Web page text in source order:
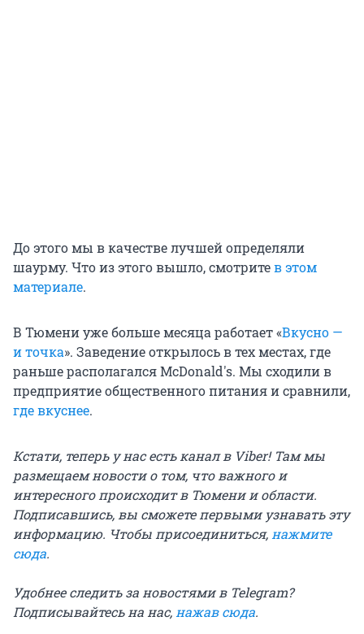
До этого мы в качестве лучшей определяли
шаурму. Что из этого вышло, смотритев этом
материале.
В Тюмени уже больше месяца работает «Вкусно —
и точка». Заведение открылось в тех местах, где
раньше располагался McDonald's. Мы сходили в
предприятие общественного питания и сравнили,
где вкуснее.
Кстати, теперь у нас есть канал в Viber! Там мы
размещаем новости о том, что важного и
интересного происходит в Тюмени и области.
Подписавшись, вы сможете первыми узнавать эту
информацию. Чтобы присоединиться, нажмите
сюда.
Удобнее следить за новостями в Telegram?
Подписывайтесь на нас, нажав сюда.